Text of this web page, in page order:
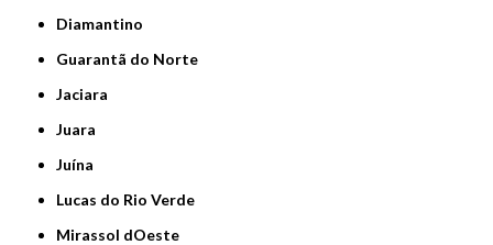
Diamantino
Guarantã do Norte
Jaciara
Juara
Juína
Lucas do Rio Verde
Mirassol dOeste